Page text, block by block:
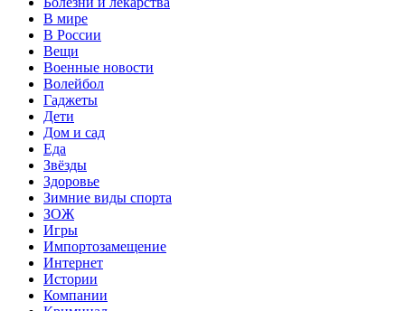
В мире
В России
Вещи
Военные новости
Волейбол
Гаджеты
Дети
Дом и сад
Еда
Звёзды
Здоровье
Зимние виды спорта
ЗОЖ
Игры
Импортозамещение
Интернет
Истории
Компании